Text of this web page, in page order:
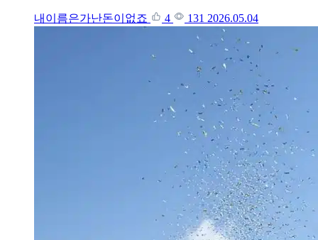
내이름은가난돈이없죠 4 131 2026.05.04